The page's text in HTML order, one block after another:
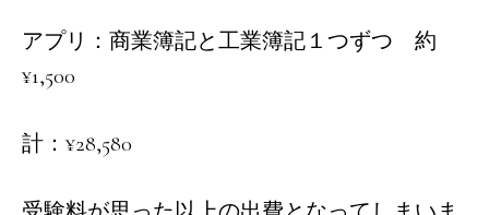
アプリ：商業簿記と工業簿記１つずつ 約
¥1,500
計：¥28,580